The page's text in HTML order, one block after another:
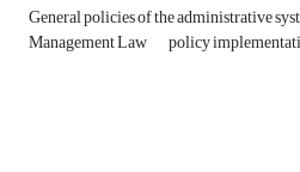
General policies of the administrative
Management Law policy